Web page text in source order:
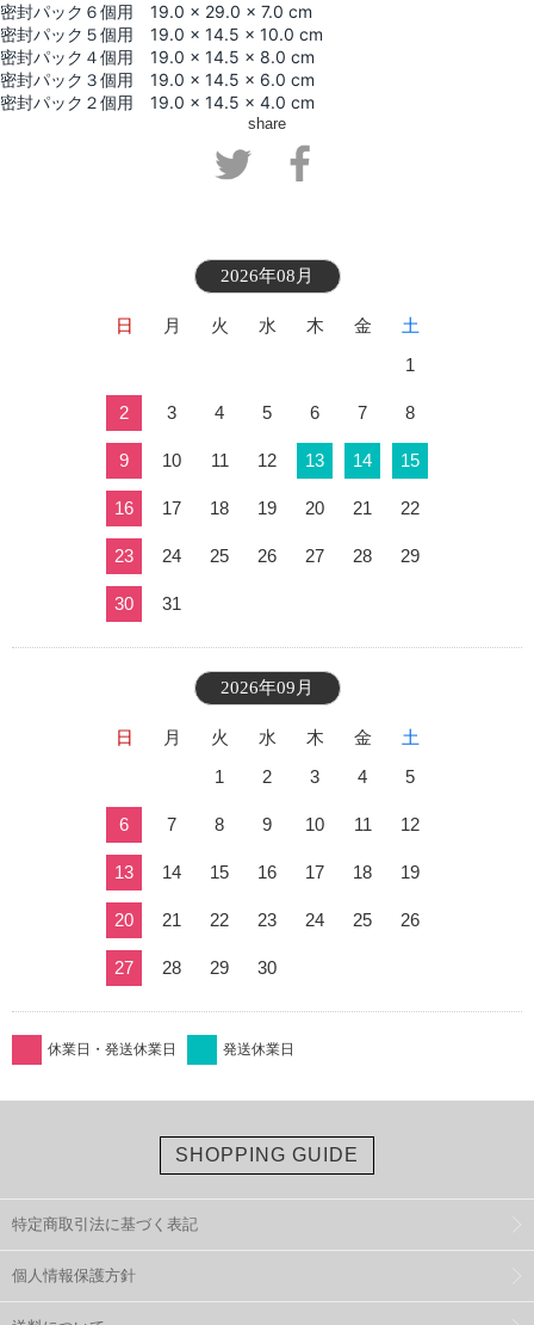
密封パック６個用 19.0 × 29.0 × 7.0 cm
密封パック５個用 19.0 × 14.5 × 10.0 cm
密封パック４個用 19.0 × 14.5 × 8.0 cm
密封パック３個用 19.0 × 14.5 × 6.0 cm
密封パック２個用 19.0 × 14.5 × 4.0 cm
share
2026年08月
日 月 火 水 木 金
土
1
2 3 4 5 6 7 8
9 10 11 12 13 14 15
16 17 18 19 20 21 22
23 24 25 26 27 28 29
30 31
2026年09月
日 月 火 水 木 金
土
1
2 3 4 5
6 7 8 9 10 11 12
13 14 15 16 17 18 19
20 21 22 23 24 25 26
27 28 29 30
休業日・発送休業日 発送休業日
SHOPPING GUIDE
特定商取引法に基づく表記
個人情報保護方針